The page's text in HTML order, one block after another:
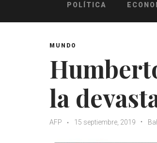
POLÍTICA
MUNDO
la
AFP 15 septiembre, 2019